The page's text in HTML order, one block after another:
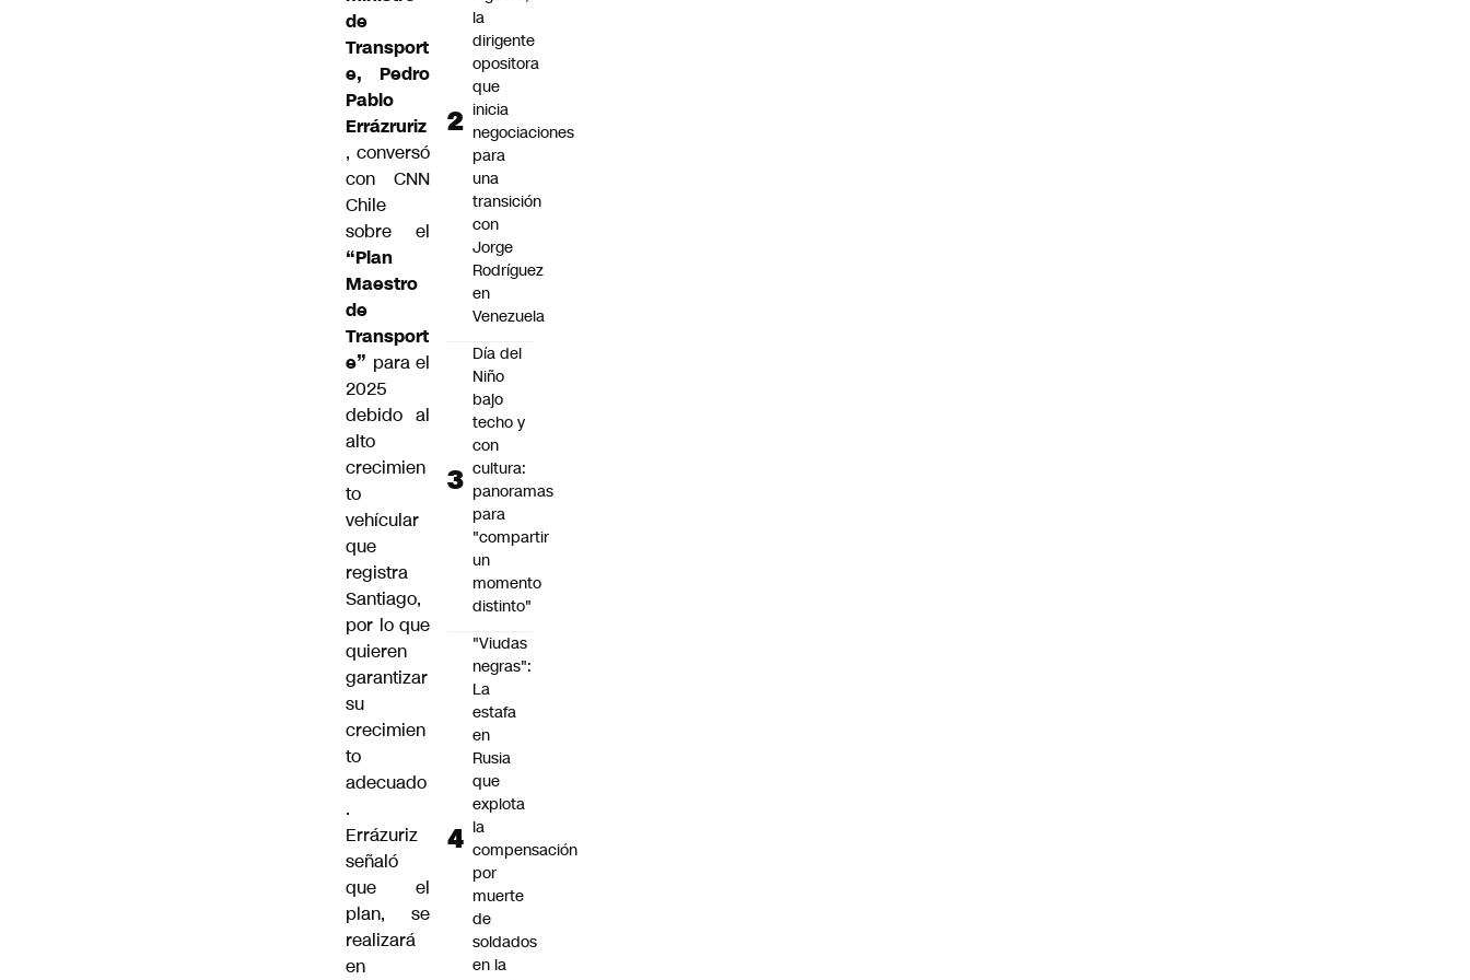
de
Transport
e, Pedro
Pablo
Errázruriz
, conversó
con CNN
Chile
sobre el
“Plan
Maestro
de
Transport
e” para el
2025
debido al
alto
crecimien
to
vehícular
que
registra
Santiago,
por lo que
quieren
garantizar
su
crecimien
to
adecuado
.
Errázuriz
señaló
que el
plan, se
realizará
en
la
dirigente
opositora
que
inicia
negociaciones
para
una
transición
con
Jorge
Rodríguez
en
Venezuela
Día del
Niño
bajo
techo y
con
cultura:
panoramas
para
"compartir
un
momento
distinto"
"Viudas
negras":
La
estafa
en
Rusia
que
explota
la
compensación
por
muerte
de
soldados
en la